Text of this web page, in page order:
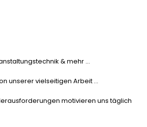
& mehr …
unserer vielseitigen Arbeit …
motivieren uns täglich